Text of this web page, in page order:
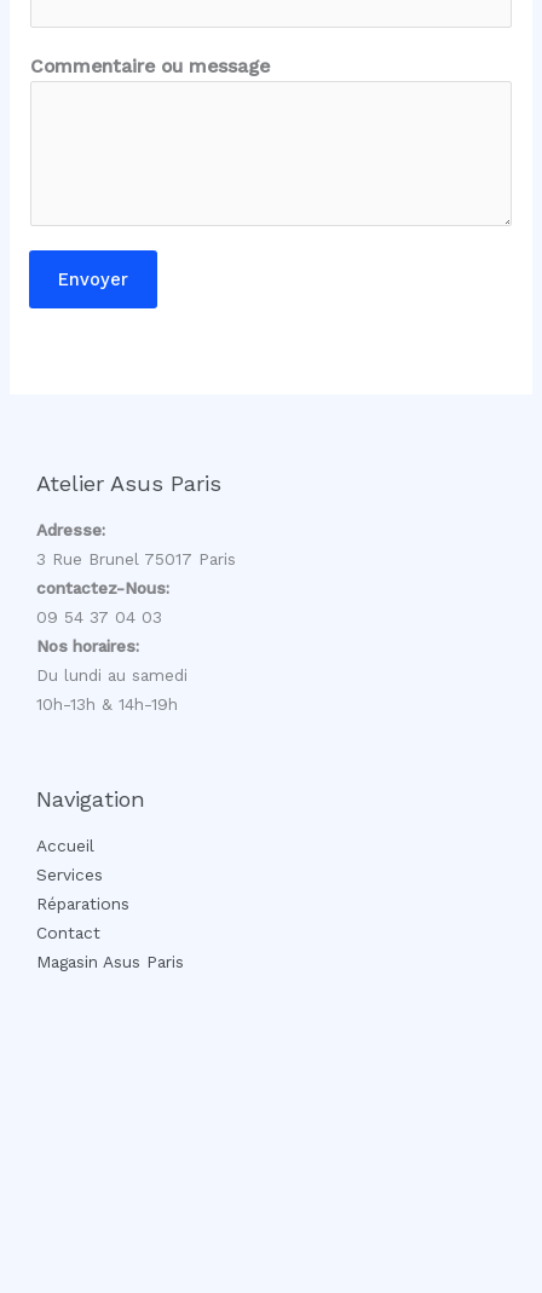
Commentaire ou message
Envoyer
Atelier Asus Paris
Adresse:
3 Rue Brunel 75017 Paris
contactez-Nous:
09 54 37 04 03
Nos horaires:
Du lundi au samedi
10h-13h & 14h-19h
Navigation
Accueil
Services
Réparations
Contact
Magasin Asus Paris